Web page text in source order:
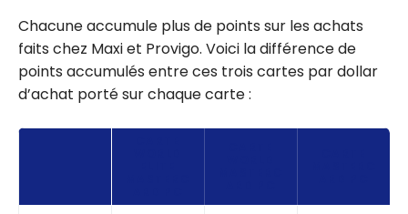
Chacune accumule plus de points sur les achats
faits chez Maxi et Provigo. Voici la différence de
points accumulés entre ces trois cartes par dollar
d’achat porté sur chaque carte :